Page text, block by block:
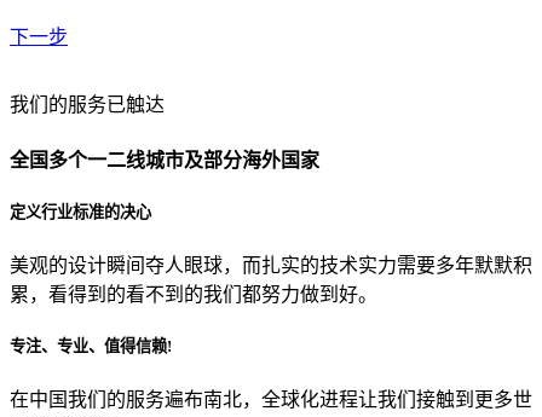
下一步
贵公司预算范围是？
贵公司的团队规模是？
目前主要的营销渠道是？
我们的服务已触达
全国多个一二线城市及部分海外国家
定义行业标准的决心
美观的设计瞬间夺人眼球，而扎实的技术实力需要多年默默积
累，看得到的看不到的我们都努力做到好。
专注、专业、值得信赖!
在中国我们的服务遍布南北，全球化进程让我们接触到更多世